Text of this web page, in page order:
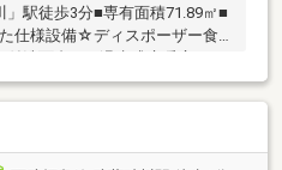
」駅徒歩3分■専有面積71.89㎡■
仕様設備☆ディスポーザー食
座～・ライフインフォメーショ
川駅前店まで約160ｍファミリ
店まで約220ｍ昭島市立つつ
ｍ昭島市立瑞雲中学校まで約